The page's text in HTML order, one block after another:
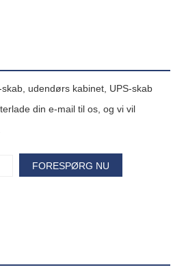
udendørs kabinet, UPS-skab
din e-mail til os, og vi vil